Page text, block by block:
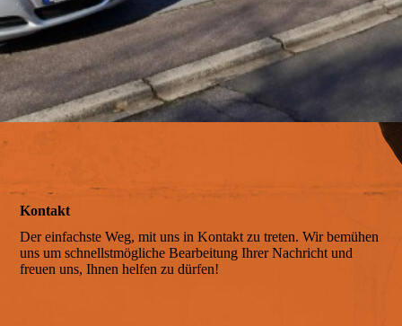
Kontakt
Der einfachste Weg, mit uns in Kontakt zu treten. Wir bemühen
uns um schnellstmögliche Bearbeitung Ihrer Nachricht und
freuen uns, Ihnen helfen zu dürfen!
Ausstattung
Impressionen